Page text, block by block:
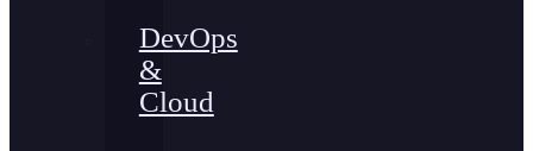
DevOps
&
Cloud